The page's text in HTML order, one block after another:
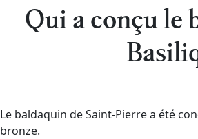
Qui a conçu le
Le baldaquin de Saint-Pierre a été
bronze.